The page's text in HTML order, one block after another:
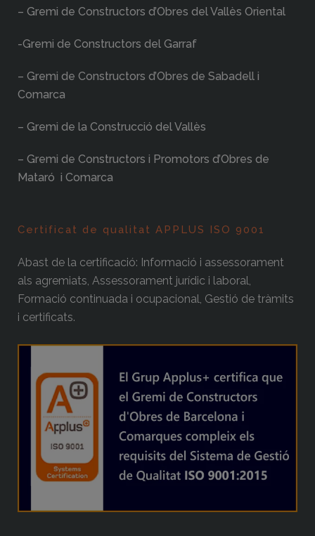
– Gremi de Constructors d’Obres del Vallès Oriental
-Gremi de Constructors del Garraf
– Gremi de Constructors d’Obres de Sabadell i
Comarca
– Gremi de la Construcció del Vallès
– Gremi de Constructors i Promotors d’Obres de
Mataró i Comarca
Certificat de qualitat APPLUS ISO 9001
Abast de la certificació: Informació i assessorament
als agremiats, Assessorament jurídic i laboral,
Formació continuada i ocupacional, Gestió de tràmits
i certificats.